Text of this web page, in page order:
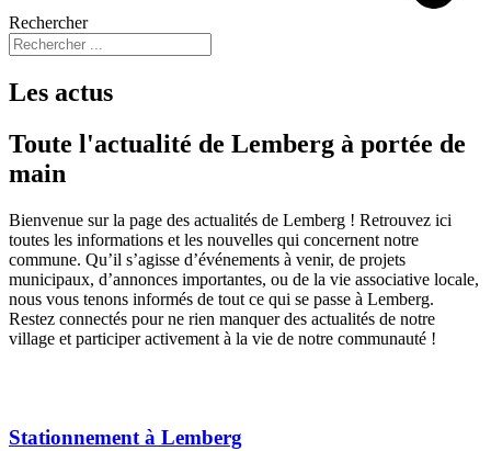
Rechercher
Les actus
Toute l'actualité de Lemberg à portée de
main
Bienvenue sur la page des actualités de Lemberg ! Retrouvez ici
toutes les informations et les nouvelles qui concernent notre
commune. Qu’il s’agisse d’événements à venir, de projets
municipaux, d’annonces importantes, ou de la vie associative locale,
nous vous tenons informés de tout ce qui se passe à Lemberg.
Restez connectés pour ne rien manquer des actualités de notre
village et participer activement à la vie de notre communauté !
Stationnement à Lemberg